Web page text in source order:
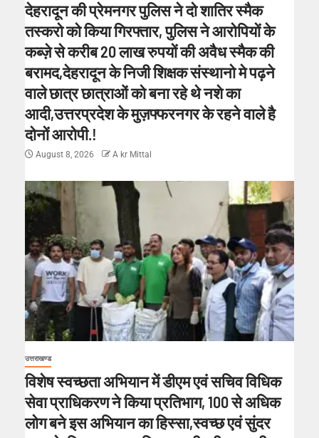
देहरादून की प्रेमनगर पुलिस ने दो शातिर स्मैक
तस्करो को किया गिरफ्तार, पुलिस ने आरोपियों के
कब्ज़े से करीब 20 लाख रुपयों की अवैध स्मैक की
बरामद,देहरादून के निजी शिक्षक संस्थानो मे पढ़ने
वाले छात्र छात्राओं को बना रहे थे नशे का
आदी,उत्तरप्रदेश के मुज़फ्फरनगर के रहने वाले है
दोनों आरोपी.!
August 8, 2026 A kr Mittal
उत्तराखण्ड
विशेष स्वच्छता अभियान में डीएम एवं सचिव विधिक
सेवा प्राधिकरण ने किया प्रतिभाग, 100 से अधिक
लोग बने इस अभियान का हिस्सा,स्वच्छ एवं सुंदर